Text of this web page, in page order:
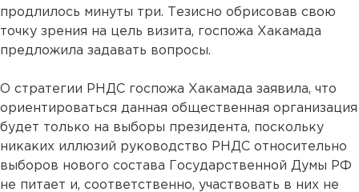
продлилось минуты три. Тезисно обрисовав свою
точку зрения на цель визита, госпожа Хакамада
предложила задавать вопросы.
О стратегии РНДС госпожа Хакамада заявила, что
ориентироваться данная общественная организация
будет только на выборы президента, поскольку
никаких иллюзий руководство РНДС относительно
выборов нового состава Государственной Думы РФ
не питает и, соответственно, участвовать в них не